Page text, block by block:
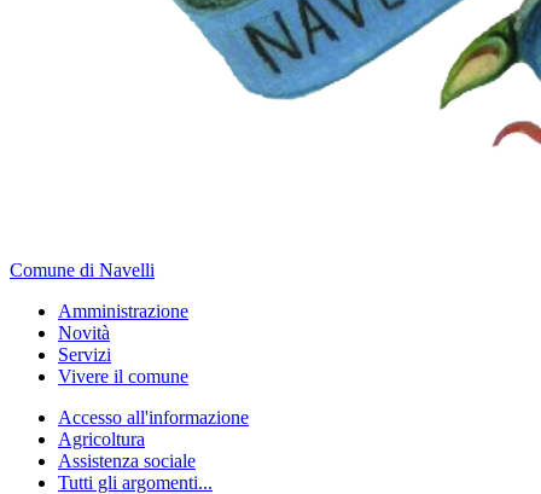
Comune di Navelli
Amministrazione
Novità
Servizi
Vivere il comune
Accesso all'informazione
Agricoltura
Assistenza sociale
Tutti gli argomenti...